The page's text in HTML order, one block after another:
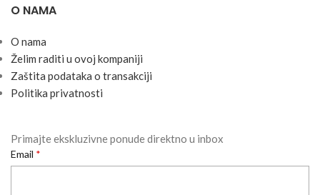
O NAMA
O nama
Želim raditi u ovoj kompaniji
Zaštita podataka o transakciji
Politika privatnosti
Primajte ekskluzivne ponude direktno u inbox
Email